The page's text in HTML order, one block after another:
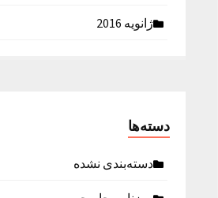
ژانویه 2016
دسته‌ها
دسته‌بندی نشده